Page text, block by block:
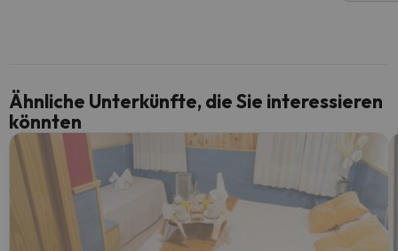
Ähnliche Unterkünfte, die Sie interessieren
könnten